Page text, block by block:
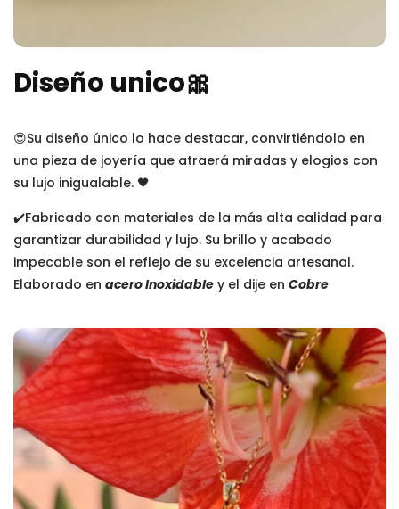
Diseño unico🎀
😍Su diseño único lo hace destacar, convirtiéndolo en
una pieza de joyería que atraerá miradas y elogios con
su lujo inigualable. 🖤
✔️Fabricado con materiales de la más alta calidad para
garantizar durabilidad y lujo. Su brillo y acabado
impecable son el reflejo de su excelencia artesanal.
Elaborado en acero Inoxidable y el dije en Cobre